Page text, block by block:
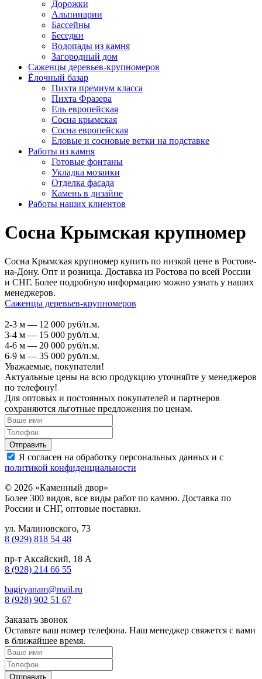
Дорожки
Альпинарии
Бассейны
Беседки
Водопады из камня
Загородный дом
Саженцы деревьев-крупномеров
Ёлочный базар
Пихта премиум класса
Пихта Фразера
Ель европейская
Сосна крымская
Сосна европейская
Еловые и сосновые ветки на подставке
Работы из камня
Готовые фонтаны
Укладка мозаики
Отделка фасада
Камень в дизайне
Работы наших клиентов
Сосна Крымская крупномер
Сосна Крымская крупномер купить по низкой цене в Ростове-
на-Дону. Опт и розница. Доставка из Ростова по всей России
и СНГ. Более подробную информацию можно узнать у наших
менеджеров.
Саженцы деревьев-крупномеров
2-3 м — 12 000 руб/п.м.
3-4 м — 15 000 руб/п.м.
4-6 м — 20 000 руб/п.м.
6-9 м — 35 000 руб/п.м.
Уважаемые, покупатели!
Актуальные цены на всю продукцию уточняйте у менеджеров
по телефону!
Для оптовых и постоянных покупателей и партнеров
сохраняются льготные предложения по ценам.
Я согласен на обработку персональных данных и с
политикой конфиденциальности
© 2026 «Каменный двор»
Более 300 видов, все виды работ по камню. Доставка по
России и СНГ, оптовые поставки.
ул. Малиновского, 73
8 (929) 818 54 48
пр-т Аксайский, 18 А
8 (928) 214 66 55
bagiryanam@mail.ru
8 (928) 902 51 67
Заказать звонок
Оставьте ваш номер телефона. Наш менеджер свяжется с вами
в ближайшее время.